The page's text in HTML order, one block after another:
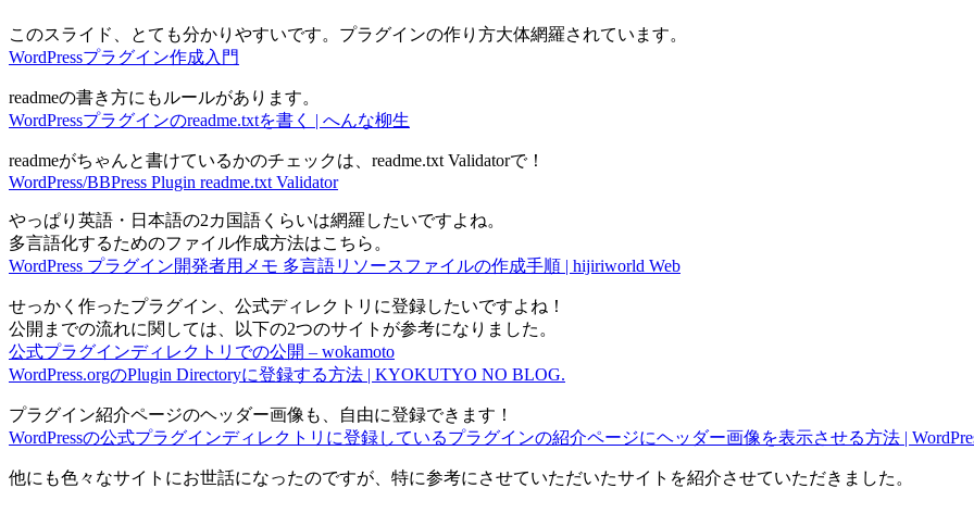
このスライド、とても分かりやすいです。プラグインの作り方大体網羅されています。
WordPressプラグイン作成入門
readmeの書き方にもルールがあります。
WordPressプラグインのreadme.txtを書く | へんな柳生
readmeがちゃんと書けているかのチェックは、readme.txt Validatorで！
WordPress/BBPress Plugin readme.txt Validator
やっぱり英語・日本語の2カ国語くらいは網羅したいですよね。
多言語化するためのファイル作成方法はこちら。
WordPress プラグイン開発者用メモ 多言語リソースファイルの作成手順 | hijiriworld Web
せっかく作ったプラグイン、公式ディレクトリに登録したいですよね！
公開までの流れに関しては、以下の2つのサイトが参考になりました。
公式プラグインディレクトリでの公開 – wokamoto
WordPress.orgのPlugin Directoryに登録する方法 | KYOKUTYO NO BLOG.
プラグイン紹介ページのヘッダー画像も、自由に登録できます！
WordPressの公式プラグインディレクトリに登録しているプラグインの紹介ページにヘッダー画像を表示させる方法 |
他にも色々なサイトにお世話になったのですが、特に参考にさせていただいたサイトを紹介させていただきました。